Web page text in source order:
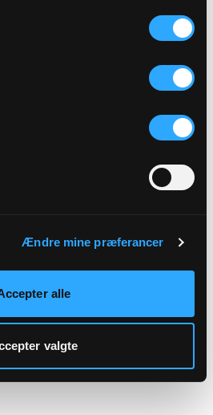
eller ved at klikke videre til
du finder i bunden af vores
Ændre mine præferancer
alle
valgte